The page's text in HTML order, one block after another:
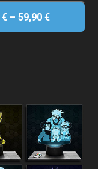
€– 59,90 €